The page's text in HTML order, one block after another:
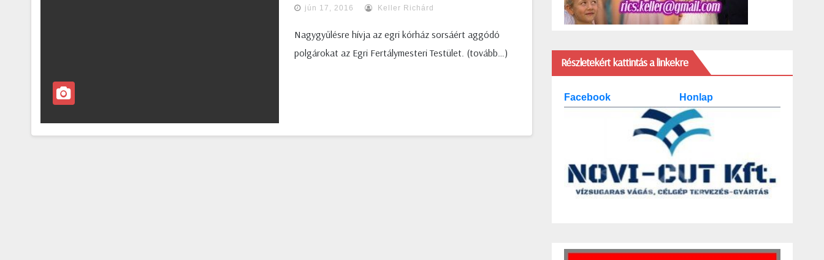
jún 17, 2016 Keller Richárd
Nagygyűlésre hívja az egri kórház sorsáért aggódó
polgárokat az Egri Fertálymesteri Testület. (tovább…)
Részletekért kattintás a linkekre
Facebook Honlap